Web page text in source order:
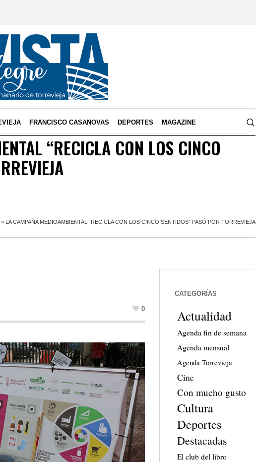
FRANCISCO CASANOVAS DEPORTES MAGAZINE
“RECICLA CON LOS CINCO
» LA CAMPAÑA MEDIOAMBIENTAL “RECICLA CON LOS CINCO SENTIDOS” PASÓ POR TORREVIEJA
0
CATEGORÍAS
Actualidad
Agenda fin de semana
Agenda mensual
Agenda Torrevieja
Cine
Con mucho gusto
Cultura
Deportes
Destacadas
El club del libro